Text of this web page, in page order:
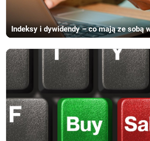
Indeksy i dywidendy – co mają ze sobą